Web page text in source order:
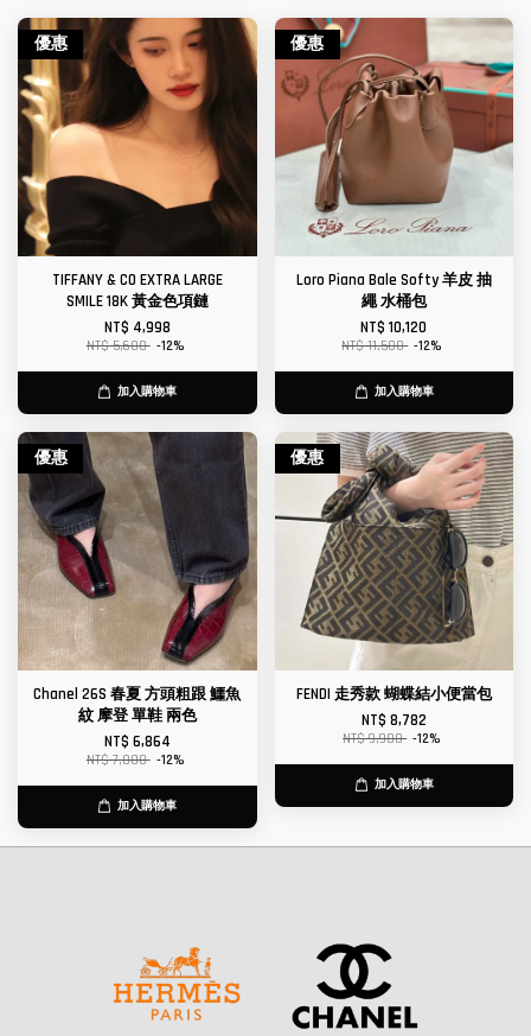
優惠
TIFFANY & CO EXTRA LARGE
SMILE 18K 黃金色項鏈
NT$ 4,998
NT$ 5,680 -12%
加入購物車
優惠
Loro Piana Bale Softy 羊皮 抽
繩 水桶包
NT$ 10,120
NT$ 11,500 -12%
加入購物車
優惠
Chanel 26S 春夏 方頭粗跟 鱷魚
紋 摩登 單鞋 兩色
NT$ 6,864
NT$ 7,800 -12%
加入購物車
優惠
FENDI 走秀款 蝴蝶結小便當包
NT$ 8,782
NT$ 9,980 -12%
加入購物車